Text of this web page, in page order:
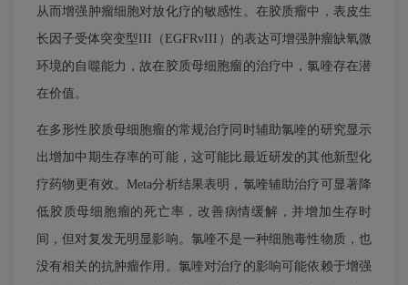
从而增强肿瘤细胞对放化疗的敏感性。在胶质瘤中，表皮生
长因子受体突变型III（EGFRvIII）的表达可增强肿瘤缺氧微
环境的自噬能力，故在胶质母细胞瘤的治疗中，氯喹存在潜
在价值。
在多形性胶质母细胞瘤的常规治疗同时辅助氯喹的研究显示
出增加中期生存率的可能，这可能比最近研发的其他新型化
疗药物更有效。Meta分析结果表明，氯喹辅助治疗可显著降
低胶质母细胞瘤的死亡率，改善病情缓解，并增加生存时
间，但对复发无明显影响。氯喹不是一种细胞毒性物质，也
没有相关的抗肿瘤作用。氯喹对治疗的影响可能依赖于增强